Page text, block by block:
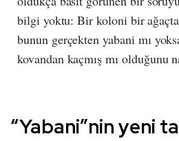
bilgi yoktu: Bir koloni bir
bunun gerçekten yabani mı
kovandan kaçmış mı olduğunu
“Yabani”nin yeni